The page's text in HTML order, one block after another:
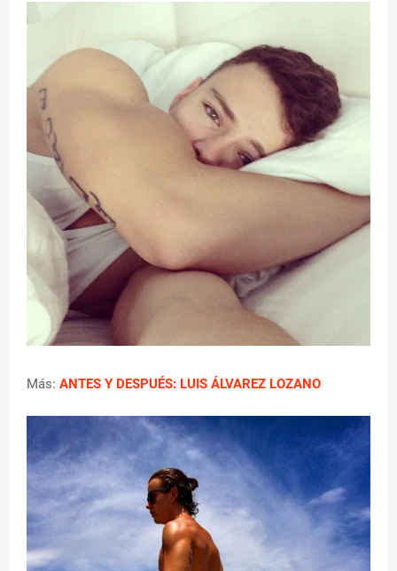
Más: ANTES Y DESPUÉS: LUIS ÁLVAREZ LOZANO